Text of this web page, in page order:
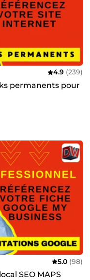
Console, Google Tag
tracking)
du marché
plus de clients, et
grâce à une
performante et
et orientée
artisans,
et créateurs de
dépasser vos
propose une
adaptée à votre
dès les premières
4.9 (239)
permanents pour
5.0 (98)
SEO MAPS